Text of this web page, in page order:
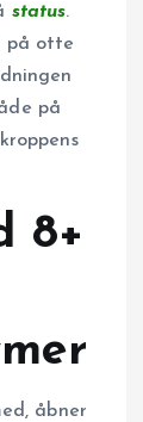
status.
på otte
på
8+
åbner